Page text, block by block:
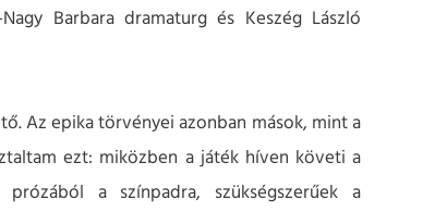
Barbara dramaturg és Keszég László
Az epika törvényei azonban mások, mint a
ezt: miközben a játék híven követi a
a színpadra, szükségszerűek a